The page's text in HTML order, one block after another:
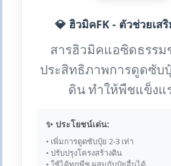
💎 ฮิวมิคFK - ตัวช่วยเส
สารฮิวมิคแอซิดธรรม
ประสิทธิภาพการดูดซับ
ดิน ทำให้พืชแข็งแ
✨ ประโยชน์เด่น:
• เพิ่มการดูดซับปุ๋ย 2-3 เท่า
• ปรับปรุงโครงสร้างดิน